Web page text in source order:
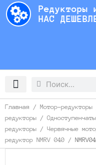
Перейти
содержимому
Редукторы
НАС
Search
Search
Главная / Мотор-редукторы
редукторы /
редукторы / Червячные
редуктор NMRV 040 /